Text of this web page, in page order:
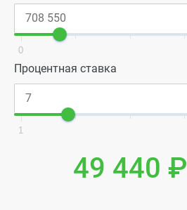
0
Процентная ставка
1
49 440 ₽